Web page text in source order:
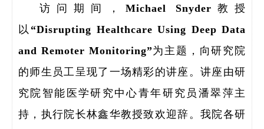
访问期间，Michael Snyder教授
以“Disrupting Healthcare Using Deep Data
and Remoter Monitoring”为主题，向研究院
的师生员工呈现了一场精彩的讲座。讲座由研
究院智能医学研究中心青年研究员潘翠萍主
持，执行院长林鑫华教授致欢迎辞。我院各研